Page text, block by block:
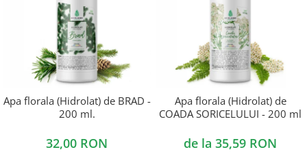
Apa florala (Hidrolat) de BRAD -
200 ml.
32,00 RON
Apa florala (Hidrolat) de
COADA SORICELULUI - 200 ml
de la 35,59 RON